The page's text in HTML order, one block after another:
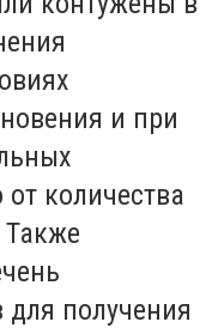
и при
количества
получения